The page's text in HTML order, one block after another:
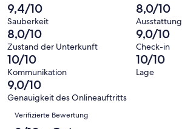
10
-
Hervorragend
Bewertung
von
8
-
Gut
haben
eine
Bewertung
von
6
-
Okay
Gästebewertungen
haben
eine
Bewertung
von
4
-
Schlecht
insgesamt
3
Gästebewertungen
haben
eine
Bewertung
von
2
Ungenügend
9,4/10
Sauberkeit
8,0/10
Ausstattung
8,0/10
Zustand der Unterkunft
9,0/10
Check-in
10/10
Kommunikation
10/10
Lage
9,0/10
Genauigkeit des Onlineauftritts
Bewertungen
Verifizierte Bewertung